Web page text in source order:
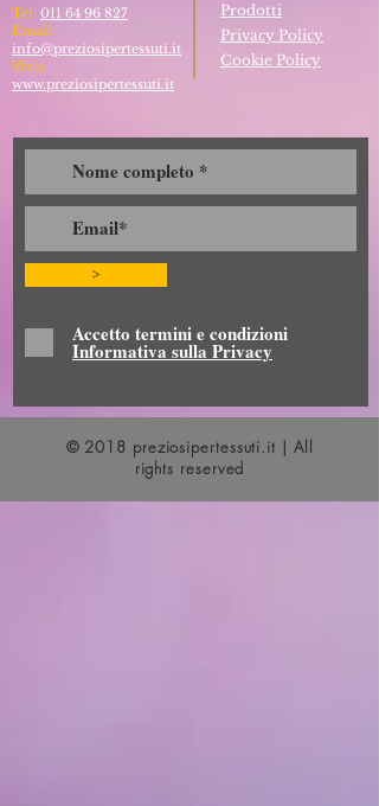
Prodotti
Privacy Policy
Cookie Policy
Tel: 011 64 96 827
Email:
info@preziosipertessuti.it
Web:
www.preziosipertessuti.it
>
Accetto termini e condizioni
Informativa sulla Privacy
© 2018 preziosipertessuti.it | All
rights reserved